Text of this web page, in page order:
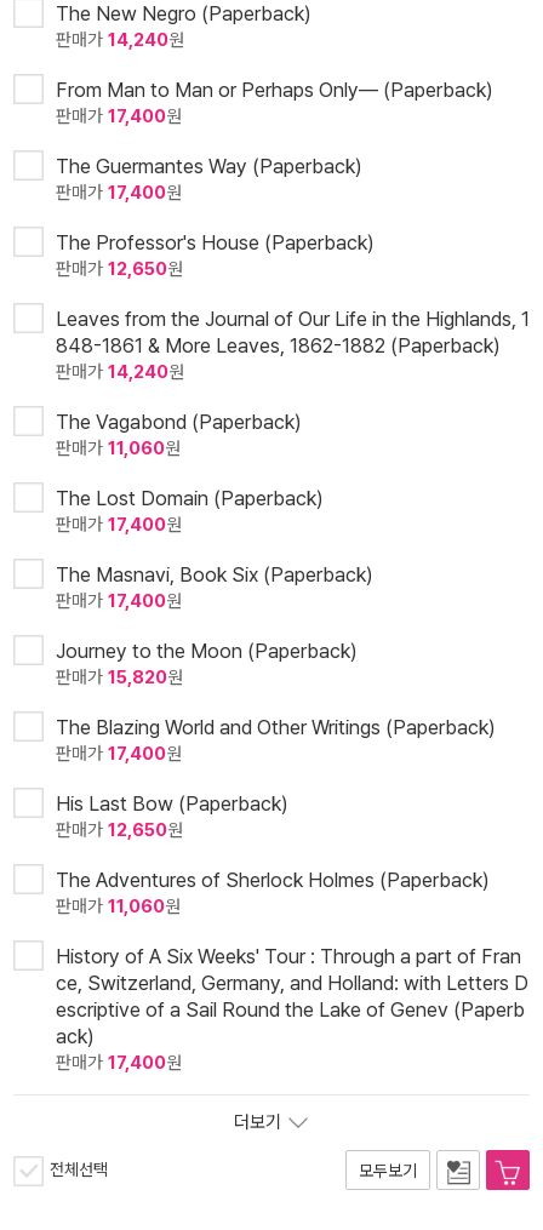
The New Negro (Paperback)
판매가 14,240원
From Man to Man or Perhaps Only— (Paperback)
판매가 17,400원
The Guermantes Way (Paperback)
판매가 17,400원
The Professor's House (Paperback)
판매가 12,650원
Leaves from the Journal of Our Life in the Highlands, 1
848-1861 & More Leaves, 1862-1882 (Paperback)
판매가 14,240원
The Vagabond (Paperback)
판매가 11,060원
The Lost Domain (Paperback)
판매가 17,400원
The Masnavi, Book Six (Paperback)
판매가 17,400원
Journey to the Moon (Paperback)
판매가 15,820원
The Blazing World and Other Writings (Paperback)
판매가 17,400원
His Last Bow (Paperback)
판매가 12,650원
The Adventures of Sherlock Holmes (Paperback)
판매가 11,060원
History of A Six Weeks' Tour : Through a part of Fran
ce, Switzerland, Germany, and Holland: with Letters D
escriptive of a Sail Round the Lake of Genev (Paperb
ack)
판매가 17,400원
더보기
전체선택 모두보기